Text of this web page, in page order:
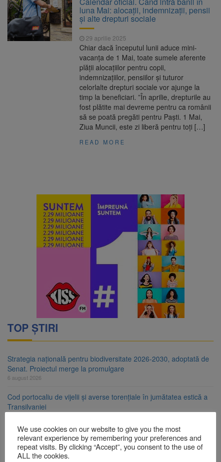
Ormeniș
6 august 2026
AUR a lansat platforma
suspeND.ro pentru urmărirea inițiativei de
suspendare a președintelui Nicușor Dan
6 august 2026
Înalta Curte analizează
dosarul lui Călin Georgescu și Horațiu Potra.
Judecătorii decid dacă începe procesul
Strategia națională pentru
biodiversitate 2026-2030, adoptată de Senat.
Proiectul merge la promulgare
luna Mai: alocații, indemnizații, pensii
și alte drepturi sociale
29 aprilie 2025
Chiar dacă începutul lunii aduce mini-
vacanța de 1 Mai, toate sumele aferente
plății alocațiilor pentru copii,
indemnizațiilor, pensiilor și tuturor
celorlalte drepturi sociale vor ajunge la
timp la beneficiari. ”În aprilie, drepturile au
fost plătite mai devreme pentru ca românii
să se poată pregăti pentru Paști. 1 Mai,
Ziua Muncii, este zi liberă pentru toți […]
READ MORE
TOP ȘTIRI
Strategia națională pentru biodiversitate 2026-2030, adoptată de
Senat. Proiectul merge la promulgare
6 august 2026
Cod portocaliu de vijelii și averse torențiale în jumătatea estică a
Transilvaniei
Bărbat din Victoria, reținut după ce și-ar fi agresat soția de două
ori în câteva zile
6 august 2026
We use cookies on our website to give you the most
relevant experience by remembering your preferences and
repeat visits. By clicking “Accept”, you consent to the use of
ALL the cookies.